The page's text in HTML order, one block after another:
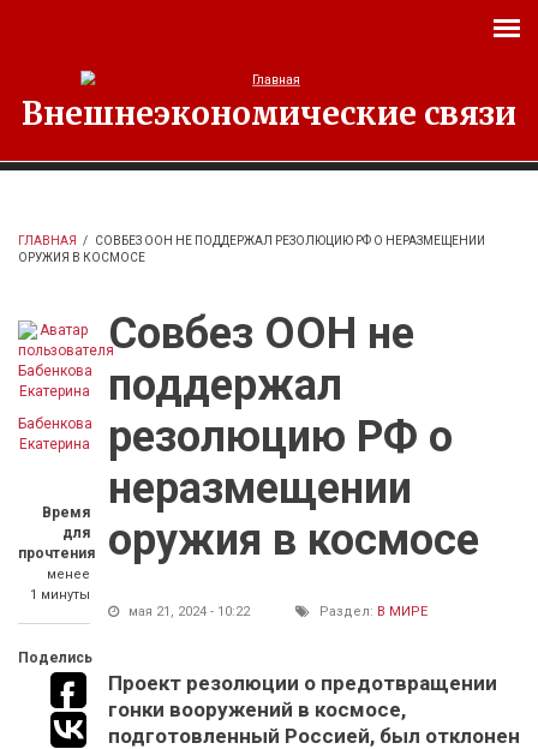
Внешнеэкономические связи
ГЛАВНАЯ /
СОВБЕЗ ООН НЕ ПОДДЕРЖАЛ РЕЗОЛЮЦИЮ РФ О НЕРАЗМЕЩЕНИИ
ОРУЖИЯ В КОСМОСЕ
Бабенкова
Екатерина
Время
для
прочтения
менее
1 минуты
Поделись
Совбез ООН не
поддержал
резолюцию РФ о
неразмещении
оружия в космосе
мая 21, 2024 - 10:22 Раздел: В МИРЕ
Проект резолюции о предотвращении
гонки вооружений в космосе,
подготовленный Россией, был отклонен